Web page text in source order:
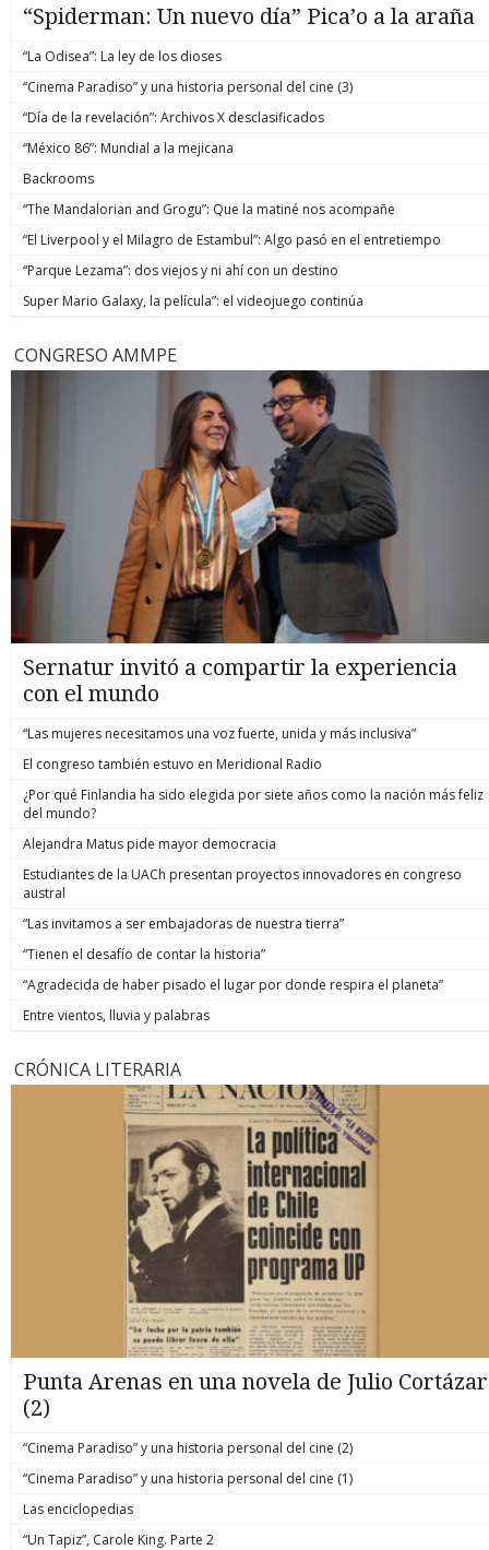
“Spiderman: Un nuevo día” Pica’o a la araña
“La Odisea”: La ley de los dioses
“Cinema Paradiso” y una historia personal del cine (3)
“Día de la revelación”: Archivos X desclasificados
“México 86”: Mundial a la mejicana
Backrooms
“The Mandalorian and Grogu”: Que la matiné nos acompañe
“El Liverpool y el Milagro de Estambul”: Algo pasó en el entretiempo
“Parque Lezama”: dos viejos y ni ahí con un destino
Super Mario Galaxy, la película”: el videojuego continúa
CONGRESO AMMPE
Sernatur invitó a compartir la experiencia
con el mundo
“Las mujeres necesitamos una voz fuerte, unida y más inclusiva”
El congreso también estuvo en Meridional Radio
¿Por qué Finlandia ha sido elegida por siete años como la nación más feliz
del mundo?
Alejandra Matus pide mayor democracia
Estudiantes de la UACh presentan proyectos innovadores en congreso
austral
“Las invitamos a ser embajadoras de nuestra tierra”
“Tienen el desafío de contar la historia”
“Agradecida de haber pisado el lugar por donde respira el planeta”
Entre vientos, lluvia y palabras
CRÓNICA LITERARIA
Punta Arenas en una novela de Julio Cortázar
(2)
“Cinema Paradiso” y una historia personal del cine (2)
“Cinema Paradiso” y una historia personal del cine (1)
Las enciclopedias
“Un Tapiz”, Carole King. Parte 2